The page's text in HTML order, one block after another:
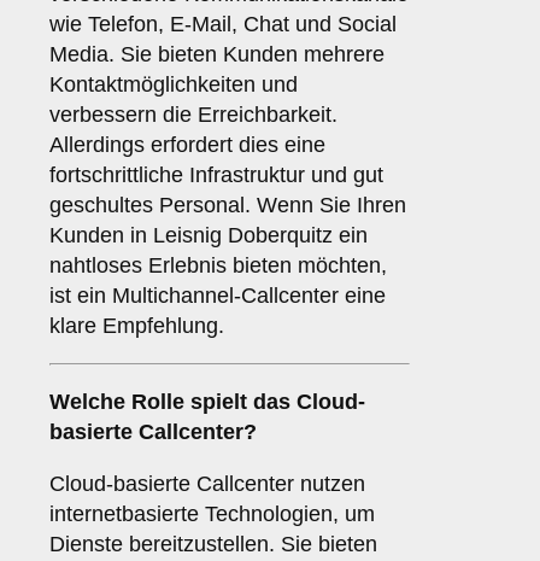
wie Telefon, E-Mail, Chat und Social
Media. Sie bieten Kunden mehrere
Kontaktmöglichkeiten und
verbessern die Erreichbarkeit.
Allerdings erfordert dies eine
fortschrittliche Infrastruktur und gut
geschultes Personal. Wenn Sie Ihren
Kunden in Leisnig Doberquitz ein
nahtloses Erlebnis bieten möchten,
ist ein Multichannel-Callcenter eine
klare Empfehlung.
Welche Rolle spielt das Cloud-
basierte Callcenter?
Cloud-basierte Callcenter nutzen
internetbasierte Technologien, um
Dienste bereitzustellen. Sie bieten